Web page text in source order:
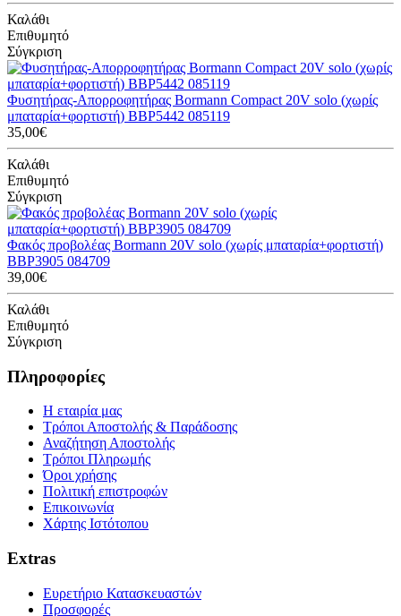
Καλάθι
Επιθυμητό
Σύγκριση
Φυσητήρας-Απορροφητήρας Bormann Compact 20V solo (χωρίς
μπαταρία+φορτιστή) BBP5442 085119
35,00€
Καλάθι
Επιθυμητό
Σύγκριση
Φακός προβολέας Bormann 20V solo (χωρίς μπαταρία+φορτιστή)
BBP3905 084709
39,00€
Καλάθι
Επιθυμητό
Σύγκριση
Πληροφορίες
Η εταιρία μας
Τρόποι Αποστολής & Παράδοσης
Αναζήτηση Αποστολής
Τρόποι Πληρωμής
Όροι χρήσης
Πολιτική επιστροφών
Επικοινωνία
Χάρτης Ιστότοπου
Extras
Ευρετήριο Κατασκευαστών
Προσφορές